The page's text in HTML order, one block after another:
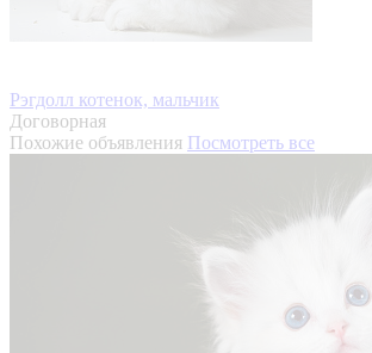
Рэгдолл котенок, мальчик
Договорная
Похожие объявления Посмотреть все